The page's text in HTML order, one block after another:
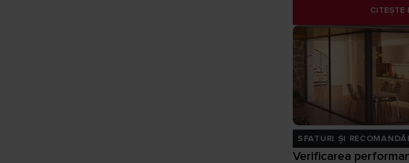
CITEȘTE
SFATURI ȘI
Verificarea